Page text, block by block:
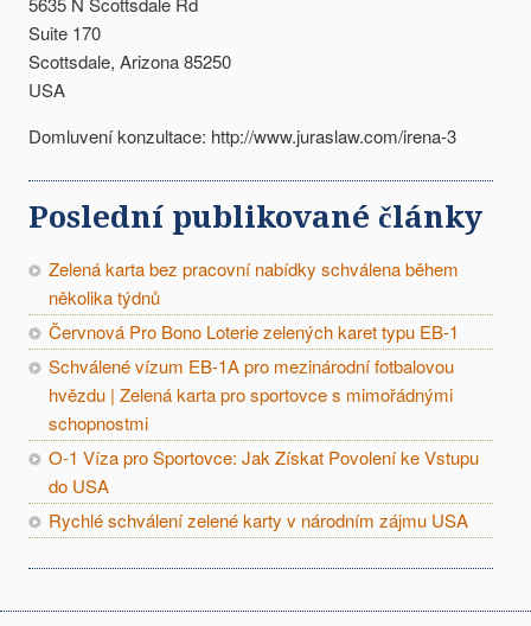
Suite 170
Scottsdale, Arizona 85250
USA
Domluvení konzultace: http://www.juraslaw.com/irena-3
Poslední publikované články
Zelená karta bez pracovní nabídky schválena během
několika týdnů
Červnová Pro Bono Loterie zelených karet typu EB-1
Schválené vízum EB-1A pro mezinárodní fotbalovou
hvězdu | Zelená karta pro sportovce s mimořádnými
schopnostmi
O-1 Víza pro Sportovce: Jak Získat Povolení ke Vstupu
do USA
Rychlé schválení zelené karty v národním zájmu USA